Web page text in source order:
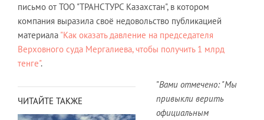
письмо от ТОО "ТРАНСТУРС Казахстан", в котором
компания выразила своё недовольство публикацией
материала "Как оказать давление на председателя
Верховного суда Мергалиева, чтобы получить 1 млрд
тенге".
ЧИТАЙТЕ ТАКЖЕ
"Вами отмечено: "Мы
привыкли верить
официальным